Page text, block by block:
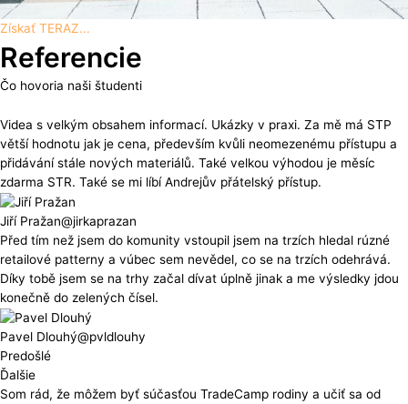
Získať TERAZ...
Referencie
Čo hovoria naši študenti
Videa s velkým obsahem informací. Ukázky v praxi. Za mě má STP
větší hodnotu jak je cena, především kvůli neomezenému přístupu a
přidávání stále nových materiálů. Také velkou výhodou je měsíc
zdarma STR. Také se mi líbí Andrejův přátelský přístup.
Jiří Pražan@jirkaprazan
Před tím než jsem do komunity vstoupil jsem na trzích hledal rúzné
retailové patterny a vúbec sem nevědel, co se na trzích odehrává.
Díky tobě jsem se na trhy začal dívat úplně jinak a me výsledky jdou
konečně do zelených čísel.
Pavel Dlouhý@pvldlouhy
Predošlé
Ďalšie
Som rád, že môžem byť súčasťou TradeCamp rodiny a učiť sa od